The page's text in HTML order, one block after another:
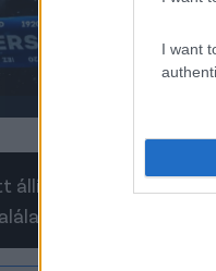
I want
állíthatod be, hogy a